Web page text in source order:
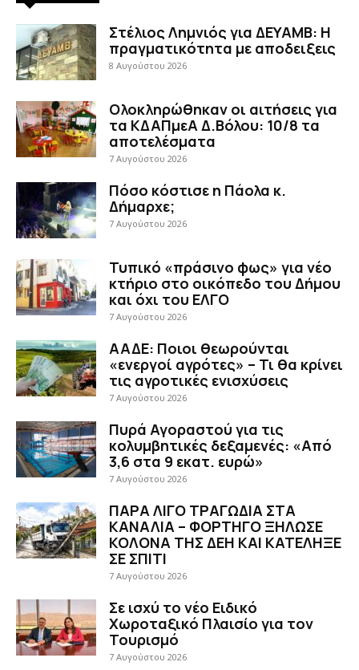
Στέλιος Λημνιός για ΔΕΥΑΜΒ: Η
πραγματικότητα με αποδειξεις
8 Αυγούστου 2026
Ολοκληρώθηκαν οι αιτήσεις για
τα ΚΔΑΠμεΑ Δ.Βόλου: 10/8 τα
αποτελέσματα
7 Αυγούστου 2026
Πόσο κόστισε η Πάολα κ.
Δήμαρχε;
7 Αυγούστου 2026
Τυπικό «πράσινο φως» για νέο
κτήριο στο οικόπεδο του Δήμου
και όχι του ΕΛΓΟ
7 Αυγούστου 2026
ΑΑΔΕ: Ποιοι θεωρούνται
«ενεργοί αγρότες» – Τι θα κρίνει
τις αγροτικές ενισχύσεις
7 Αυγούστου 2026
Πυρά Αγοραστού για τις
κολυμβητικές δεξαμενές: «Από
3,6 στα 9 εκατ. ευρώ»
7 Αυγούστου 2026
ΠΑΡΑ ΛΙΓΟ ΤΡΑΓΩΔΙΑ ΣΤΑ
ΚΑΝΑΛΙΑ – ΦΟΡΤΗΓΟ ΞΗΛΩΣΕ
ΚΟΛΟΝΑ ΤΗΣ ΔΕΗ ΚΑΙ ΚΑΤΕΛΗΞΕ
ΣΕ ΣΠΙΤΙ
7 Αυγούστου 2026
Σε ισχύ το νέο Ειδικό
Χωροταξικό Πλαισίο για τον
Τουρισμό
7 Αυγούστου 2026